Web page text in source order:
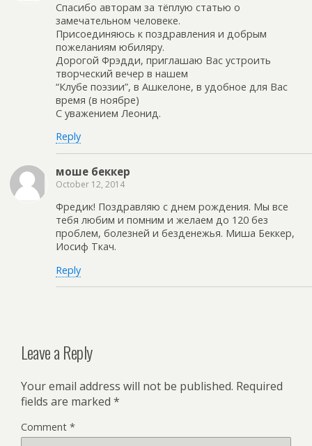
Спасибо авторам за тёплую статью о
замечательном человеке.
Присоединяюсь к поздравления и добрым
пожеланиям юбиляру.
Дорогой Фрэдди, приглашаю Вас устроить
творческий вечер в нашем
“Клубе поэзии”, в Ашкелоне, в удобное для Вас
время (в ноябре)
С уважением Леонид.
Reply
моше беккер
October 12, 2014
Фредик! Поздравляю с днем рождения. Мы все
тебя любим и помним и желаем до 120 без
проблем, болезней и безденежья. Миша Беккер,
Иосиф Ткач.
Reply
Leave a Reply
Your email address will not be published. Required
fields are marked *
Comment *